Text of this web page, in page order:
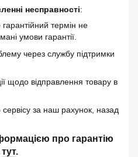
несправності:
термін не
умови гарантії.
через службу підтримки
щодо відправлення товару в
сервісу за наш рахунок, назад
про гарантію
тут.